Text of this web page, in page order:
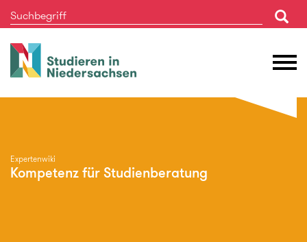
Studieren
in
Expertenwiki
Kompetenz für Studienberatung